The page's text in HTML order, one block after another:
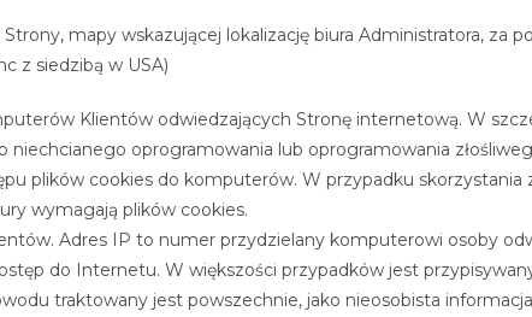
mapy wskazującej lokalizację biura Administratora, za
z siedzibą w USA)
Klientów odwiedzających Stronę internetową. W
oprogramowania lub oprogramowania
plików cookies do komputerów. W przypadku
wymagają plików cookies.
Adres IP to numer przydzielany komputerowi osoby
do Internetu. W większości przypadków jest
traktowany jest powszechnie, jako nieosobista